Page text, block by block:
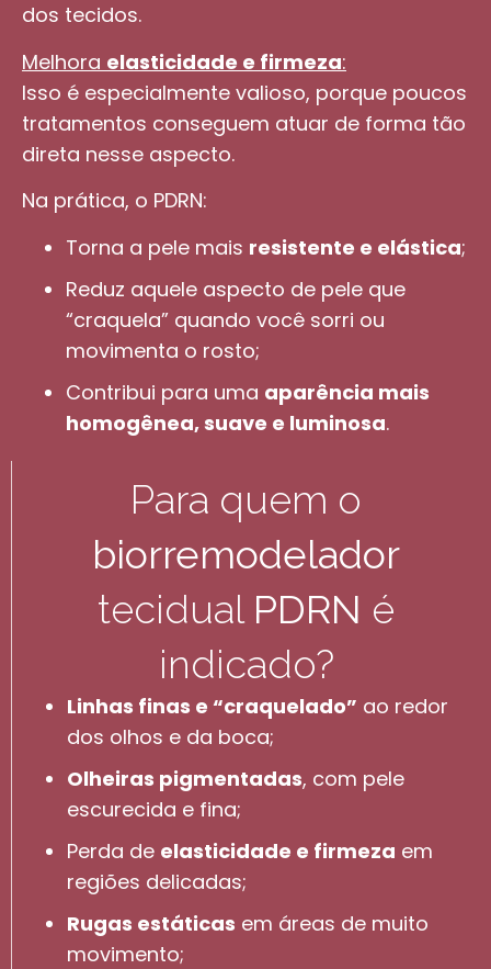
dos tecidos.
Melhora elasticidade e firmeza:
Isso é especialmente valioso, porque poucos
tratamentos conseguem atuar de forma tão
direta nesse aspecto.
Na prática, o PDRN:
Torna a pele mais resistente e elástica;
Reduz aquele aspecto de pele que
“craquela” quando você sorri ou
movimenta o rosto;
Contribui para uma aparência mais
homogênea, suave e luminosa.
Para quem o
biorremodelador
tecidual PDRN é
indicado?
Linhas finas e “craquelado” ao redor
dos olhos e da boca;
Olheiras pigmentadas, com pele
escurecida e fina;
Perda de elasticidade e firmeza em
regiões delicadas;
Rugas estáticas em áreas de muito
movimento;